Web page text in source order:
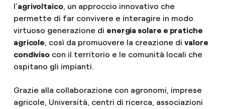
l’agrivoltaico, un approccio innovativo che
permette di far convivere e interagire in modo
virtuoso generazione di energia solare e pratiche
agricole, così da promuovere la creazione divalore
condiviso con il territorio e le comunità locali che
ospitano gli impianti.
Grazie alla collaborazione con agronomi, imprese
agricole, Università, centri di ricerca, associazioni